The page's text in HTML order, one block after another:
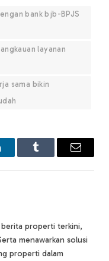
bank bjb-BPJS
layanan
sama bikin
Tumblr Email
properti terkini,
menawarkan solusi
properti dalam